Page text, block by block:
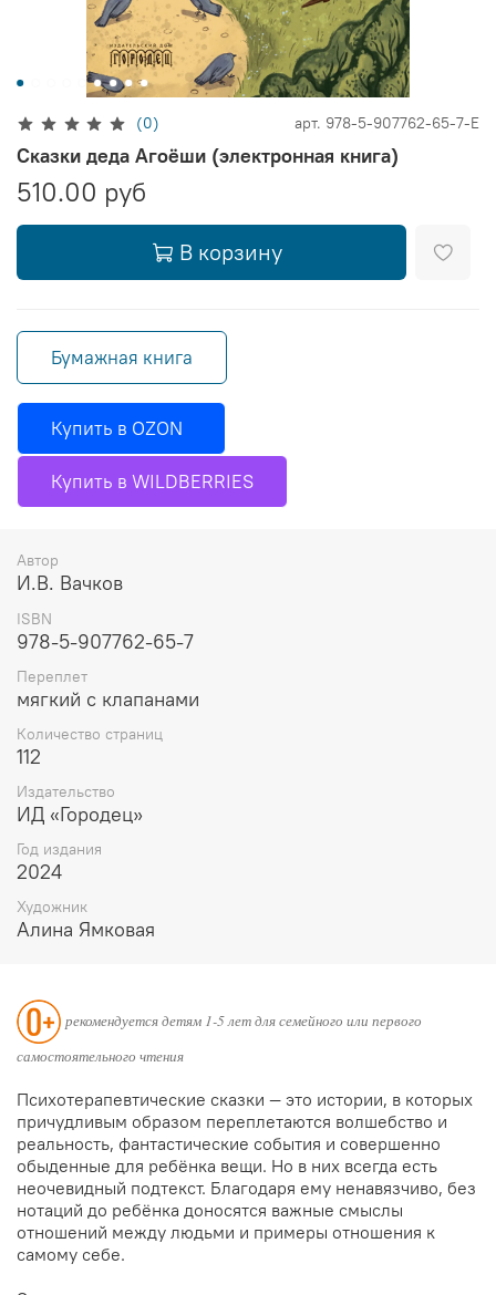
(0) арт. 978-5-907762-65-7-E
Cказки деда Агоёши (электронная книга)
510.00 руб
В корзину
Бумажная книга
Купить в OZON
Купить в WILDBERRIES
Автор
И.В. Вачков
ISBN
978-5-907762-65-7
Переплет
мягкий с клапанами
Количество страниц
112
Издательство
ИД «Городец»
Год издания
2024
Художник
Алина Ямковая
рекомендуется детям 1-5 лет для семейного или первого
самостоятельного чтения
Психотерапевтические сказки — это истории, в которых
причудливым образом переплетаются волшебство и
реальность, фантастические события и совершенно
обыденные для ребёнка вещи. Но в них всегда есть
неочевидный подтекст. Благодаря ему ненавязчиво, без
нотаций до ребёнка доносятся важные смыслы
отношений между людьми и примеры отношения к
самому себе.